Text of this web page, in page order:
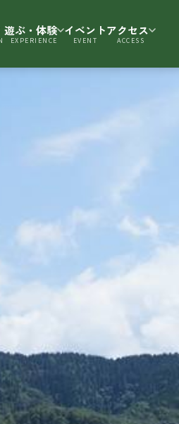
遊ぶ・体験
EXPERIENCE
イベント
EVENT
アクセス
ACCESS